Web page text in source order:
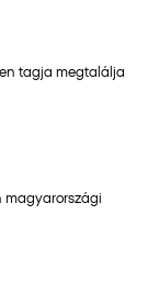
tagja megtalálja
magyarországi